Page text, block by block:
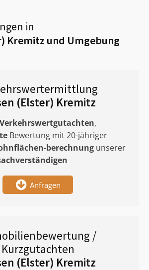
in
Kremitz und Umgebung
(Elster) Kremitz
Verkehrswertgutachten,
Bewertung mit 20-jähriger
berechnung unserer
Anfragen
/
Kurzgutachten
(Elster) Kremitz